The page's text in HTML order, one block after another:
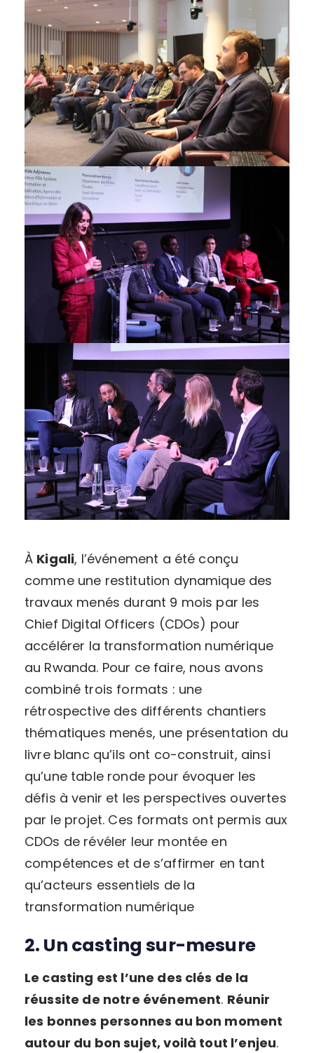
À Kigali, l’événement a été conçu
comme une restitution dynamique des
travaux menés durant 9 mois par les
Chief Digital Officers (CDOs) pour
accélérer la transformation numérique
au Rwanda. Pour ce faire, nous avons
combiné trois formats : une
rétrospective des différents chantiers
thématiques menés, une présentation du
livre blanc qu’ils ont co-construit, ainsi
qu’une table ronde pour évoquer les
défis à venir et les perspectives ouvertes
par le projet. Ces formats ont permis aux
CDOs de révéler leur montée en
compétences et de s’affirmer en tant
qu’acteurs essentiels de la
transformation numérique
2. Un casting sur-mesure
Le casting est l’une des clés de la
réussite de notre événement. Réunir
les bonnes personnes au bon moment
autour du bon sujet, voilà tout l’enjeu.